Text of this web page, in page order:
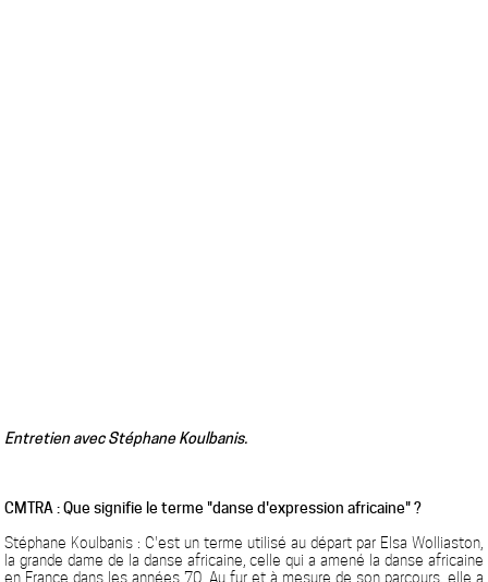
Entretien avec Stéphane Koulbanis.
CMTRA : Que signifie le terme "danse d'expression africaine" ?
Stéphane Koulbanis : C'est un terme utilisé au départ par Elsa Wolliaston,
la grande dame de la danse africaine, celle qui a amené la danse africaine
en France dans les années 70. Au fur et à mesure de son parcours, elle a